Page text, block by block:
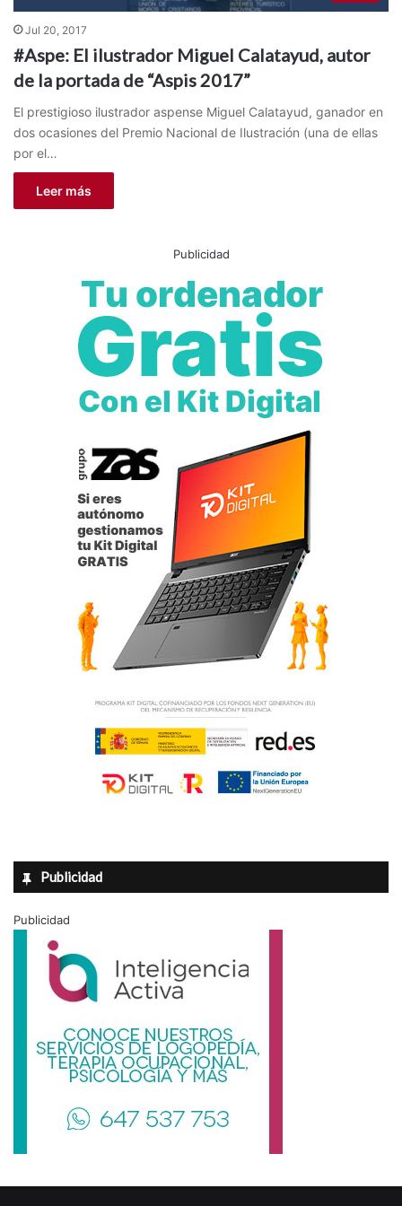
Jul 20, 2017
#Aspe: El ilustrador Miguel Calatayud, autor
de la portada de “Aspis 2017”
El prestigioso ilustrador aspense Miguel Calatayud, ganador en
dos ocasiones del Premio Nacional de Ilustración (una de ellas
por el…
Leer más
Publicidad
Publicidad
Publicidad